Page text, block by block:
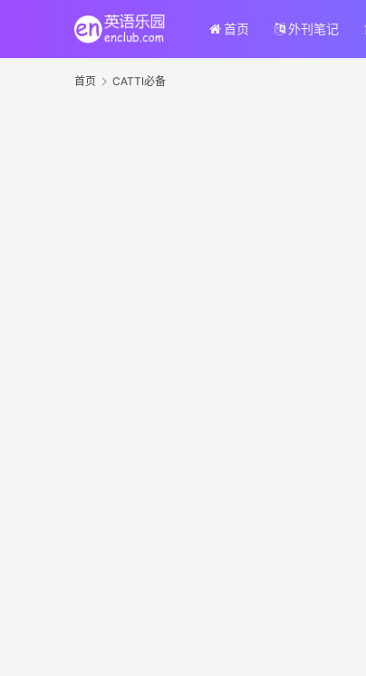
首页 外刊笔记
首页 CATTI必备